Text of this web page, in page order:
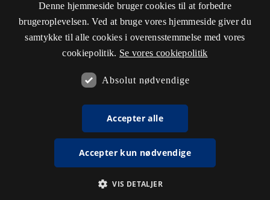
Denne hjemmeside bruger cookies til at forbedre
brugeroplevelsen. Ved at bruge vores hjemmeside giver du
samtykke til alle cookies i overensstemmelse med vores
cookiepolitik. Se vores cookiepolitik
Absolut nødvendige
Accepter alle
Accepter kun nødvendige
VIS DETALJER